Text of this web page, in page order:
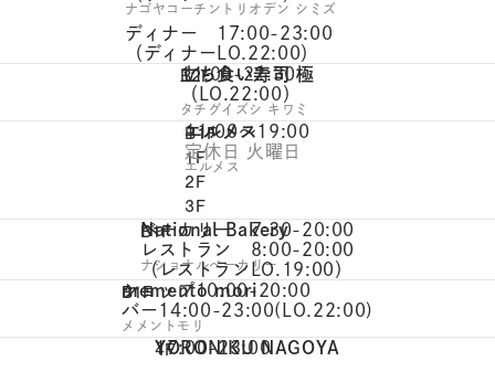
ナゴヤコーチントリオデン シミズ
ディナー 17:00-23:00
（ディナーLO.22:00）
B2F
立ち食い寿司 極
タチグイズシ キワミ
11:00-22:30
（LO.22:00）
B1F
1F
2F
3F
エルメス
エルメス
11:00～19:00
定休日 火曜日
B1F
National Bakery
ナショナルベーカリー
ベーカリー 7:30-20:00
レストラン 8:00-20:00
（レストランLO.19:00）
B1F
memento mori
メメントモリ
ショップ10:00-20:00
バー14:00-23:00(LO.22:00)
4F
YORONIKU NAGOYA
17:00-23:00